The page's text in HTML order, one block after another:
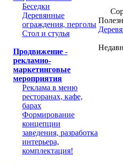
Беседки
Деревянные
ограждения, перголы
Стол и стулья
Продвижение -
рекламно-
маркетинговые
мероприятия
Реклама в меню
ресторанах, кафе,
барах
Формирование
концепции
заведения, разработка
интерьера,
комплектация!